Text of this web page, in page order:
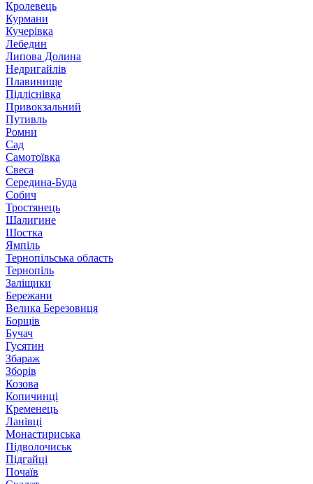
Кролевець
Курмани
Кучерівка
Лебедин
Липова Долина
Недригайлів
Плавинище
Підліснівка
Привокзальний
Путивль
Ромни
Сад
Самотоївка
Свеса
Середина-Буда
Собич
Тростянець
Шалигине
Шостка
Ямпіль
Тернопільська область
Тернопіль
Заліщики
Бережани
Велика Березовиця
Борщів
Бучач
Гусятин
Збараж
Зборів
Козова
Копичинці
Кременець
Ланівці
Монастириська
Підволочиськ
Підгайці
Почаїв